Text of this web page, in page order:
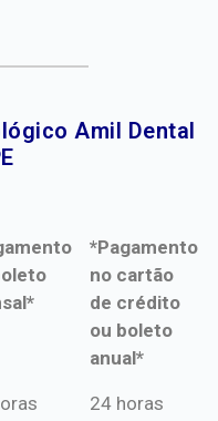
Amil Dental
*Pagamento
no cartão
de crédito
ou boleto
anual*
*Pagamento
24 horas